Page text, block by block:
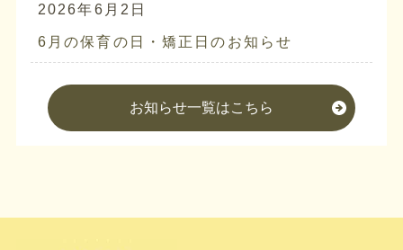
2026年6月2日
6月の保育の日・矯正日のお知らせ
お知らせ一覧はこちら